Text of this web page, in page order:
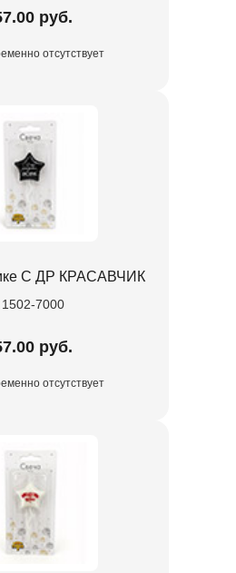
руб.
отсутствует
С ДР КРАСАВЧИК
1502-7000
руб.
отсутствует